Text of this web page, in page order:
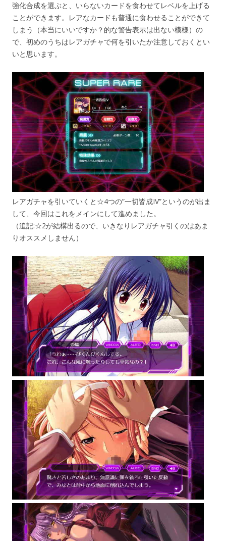
強化合成を選ぶと、いらないカードを食わせてレベルを上げる
ことができます。レアなカードも普通に食わせることができて
しまう（本当にいいですか？的な警告表示は出ない模様）の
で、初めのうちはレアガチャで何を引いたか注意しておくとい
いと思います。
レアガチャを引いていくと☆4つの”一切皆成IV”というのが出ま
して、今回はこれをメインにして進めました。
（追記:☆2が結構出るので、いきなりレアガチャ引くのはあま
りオススメしません）